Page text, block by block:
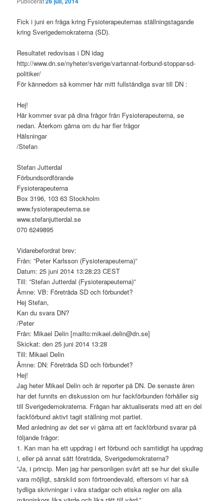
Fick i juni en fråga kring Fysioterapeuternas ställningstagande
kring Sverigedemokraterna (SD).
Resultatet redovisas i DN idag
http://www.dn.se/nyheter/sverige/vartannat-forbund-stoppar-sd-
politiker/
För kännedom så kommer här mitt fullständiga svar till DN :
Hej!
Här kommer svar på dina frågor från Fysioterapeuterna, se
nedan. Återkom gärna om du har fler frågor
Hälsningar
/Stefan
Stefan Jutterdal
Förbundsordförande
Fysioterapeuterna
Box 3196, 103 63 Stockholm
www.fysioterapeuterna.se
www.stefanjutterdal.se
070 6249895
Vidarebefordrat brev:
Från: ”Peter Karlsson (Fysioterapeuterna)”
Datum: 25 juni 2014 13:28:23 CEST
Till: ”Stefan Jutterdal (Fysioterapeuterna)”
Ämne: VB: Företräda SD och förbundet?
Hej Stefan,
Kan du svara DN?
/Peter
Från: Mikael Delin [mailto:mikael.delin@dn.se]
Skickat: den 25 juni 2014 13:28
Till: Mikael Delin
Ämne: DN: Företräda SD och förbundet?
Hej!
Jag heter Mikael Delin och är reporter på DN. De senaste åren
har det funnits en diskussion om hur fackförbunden förhåller sig
till Sverigedemokraterna. Frågan har aktualiserats med att en del
fackförbund aktivt tagit ställning mot partiet.
Med anledning av det ser vi gärna att ert fackförbund svarar på
följande frågor:
1. Kan man ha ett uppdrag i ert förbund och samtidigt ha uppdrag
i, eller på annat sätt företräda, Sverigedemokraterna?
”Ja, i princip. Men jag har personligen svårt att se hur det skulle
vara möjligt, särskild som förtroendevald, eftersom vi har så
tydliga skrivningar i våra stadgar och etiska regler om alla